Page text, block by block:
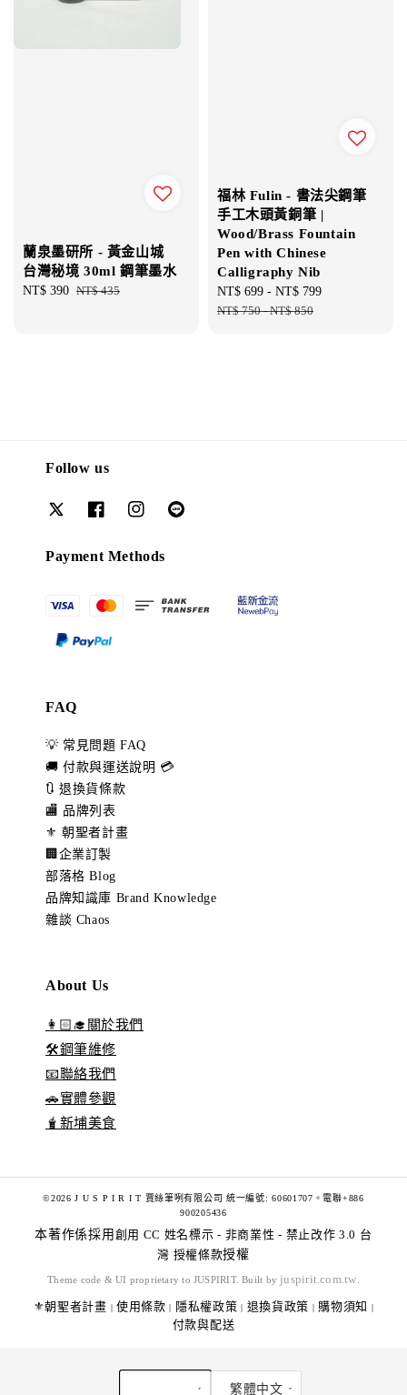
蘭泉墨研所 - 黃金山城
台灣秘境 30ml 鋼筆墨水
Sale
NT$ 390 Regular
NT$ 435
福林 Fulin - 書法尖鋼筆
手工木頭黃銅筆 |
Wood/Brass Fountain
Pen with Chinese
Calligraphy Nib
Sale
price
NT$ 699 - NT$ 799
NT$ 750-NT$ 850
Follow us
Payment Methods
FAQ
💡 常見問題 FAQ
🚚 付款與運送說明 💳
🔃 退換貨條款
🏬 品牌列表
⚜️ 朝聖者計畫
🏢企業訂製
部落格 Blog
品牌知識庫 Brand Knowledge
雜談 Chaos
About Us
👩🏻‍🎓關於我們
🛠️鋼筆維修
📧聯絡我們
🚗實體參觀
🧋新埔美食
©2026 J U S P I R I T 賈絲筆咧有限公司 統一編號: 60601707。電聯+886
900205436
本著作係採用 創用 CC 姓名標示 - 非商業性 - 禁止改作 3.0 台
灣 授權條款授權
Theme code & UI proprietary to JUSPIRIT. Built by juspirit.com.tw.
⚜️朝聖者計畫 使用條款 隱私權政策 退換貨政策 購物須知
付款與配送